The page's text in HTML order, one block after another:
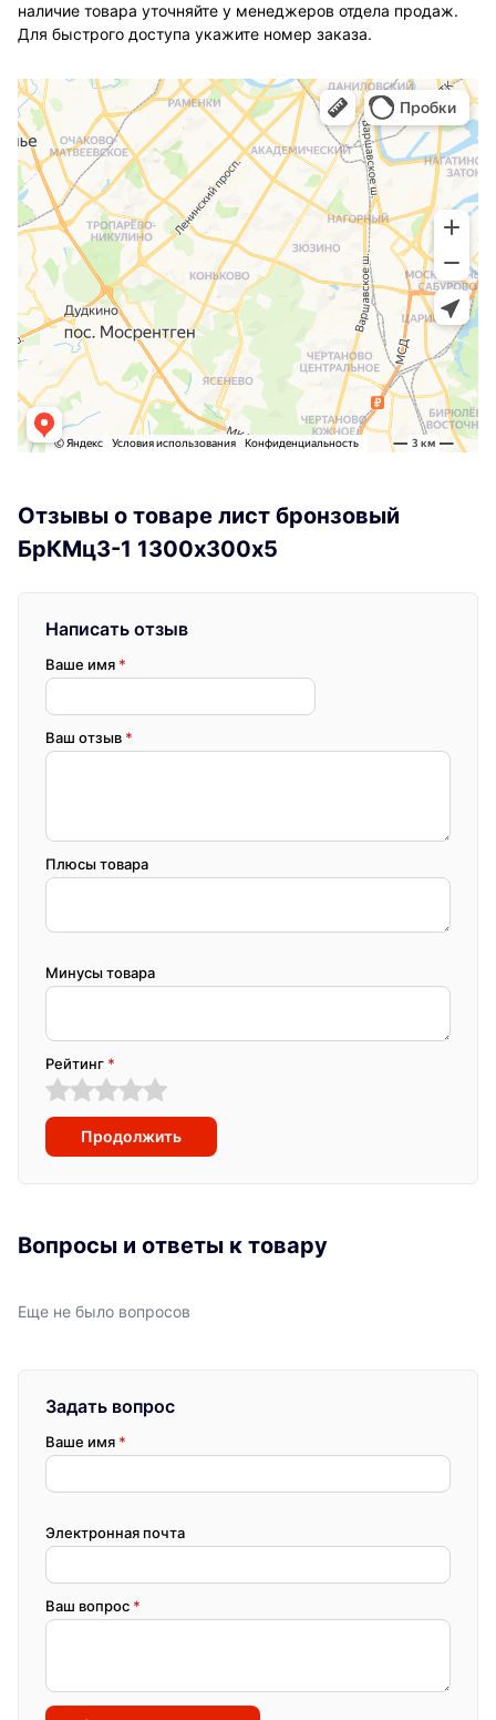
наличие товара уточняйте у менеджеров отдела продаж.
Для быстрого доступа укажите номер заказа.
Отзывы о товаре лист бронзовый
БрКМц3-1 1300х300х5
Написать отзыв
Ваше имя *
Ваш отзыв *
Плюсы товара
Минусы товара
Рейтинг *
Продолжить
Вопросы и ответы к товару
Еще не было вопросов
Задать вопрос
Ваше имя *
Электронная почта
Ваш вопрос *